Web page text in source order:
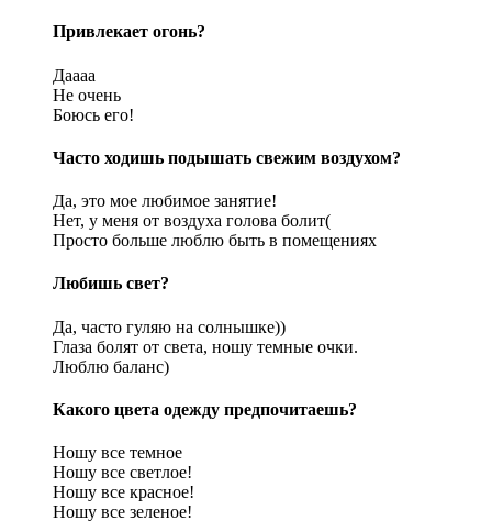
Привлекает огонь?
Даааа
Не очень
Боюсь его!
Часто ходишь подышать свежим воздухом?
Да, это мое любимое занятие!
Нет, у меня от воздуха голова болит(
Просто больше люблю быть в помещениях
Любишь свет?
Да, часто гуляю на солнышке))
Глаза болят от света, ношу темные очки.
Люблю баланс)
Какого цвета одежду предпочитаешь?
Ношу все темное
Ношу все светлое!
Ношу все красное!
Ношу все зеленое!